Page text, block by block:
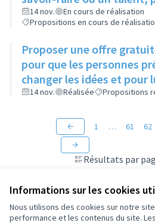
Informations sur les cookies
Nous utilisons des cookies sur notre
performance et les contenus du site.
ouverture d'esprit des
sortes d'art
14 nov.
En cours de réalisation
Propositions en cours de
Proposer une offre
pour que les personnes
changer les idées et
l'isolement
14 nov. Réalisée Propositions
Résultats par
1 … 61 62
Conditions d'utilisation